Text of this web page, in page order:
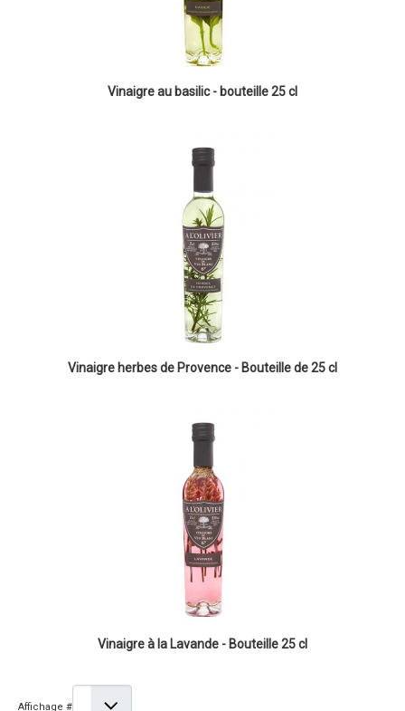
Vinaigre au basilic - bouteille 25 cl
Vinaigre herbes de Provence - Bouteille de 25 cl
Vinaigre à la Lavande - Bouteille 25 cl
Affichage #